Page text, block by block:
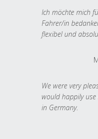
Ich möchte mich
Fahrer/in
flexibel und
We were very
would happily
in Germany.